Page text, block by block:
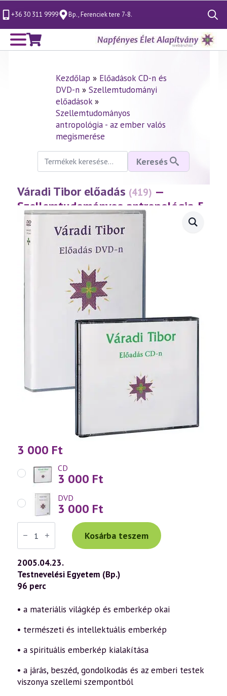
+36 30 311 9999 Bp., Ferenciek tere 7-8.
Search
for:
Kezdőlap » Előadások CD-n és
DVD-n» Szellemtudományi
előadások»
Szellemtudományos
antropológia - az ember valós
megismerése
Keresés
következőre:
Keresés
Váradi Tibor előadás (419) —
Szellemtudományos antropológia 5.
rész
(2005.04.23.)
3 000 Ft
CD
3 000 Ft
DVD
3 000 Ft
Váradi
Tibor
előadás
(419)
—
Szellemtudományos
antropológia
5.
rész
mennyiség
Kosárba teszem
2005.04.23.
Testnevelési Egyetem (Bp.)
96 perc
• a materiális világkép és emberkép okai
• természeti és intellektuális emberkép
• a spirituális emberkép kialakítása
• a járás, beszéd, gondolkodás és az emberi testek
viszonya szellemi szempontból